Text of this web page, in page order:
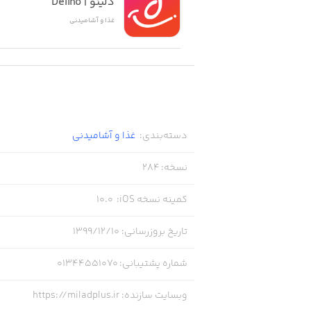
- بررسی جزئیات و مواد اولیه و
تلفن پشتیبانی کترینگ میلاد: 01344551070
غذا و آشامیدنی
دسته‌بندی: غذا و آشامیدنی
نسخه:
284
کمینه نسخه iOS :
10.0
تاریخ بروزرسانی: ۱۳۹۹/۱۲/۱۰
شماره پشتیبانی:
01344551070
وبسایت سازنده:
https://miladplus.ir